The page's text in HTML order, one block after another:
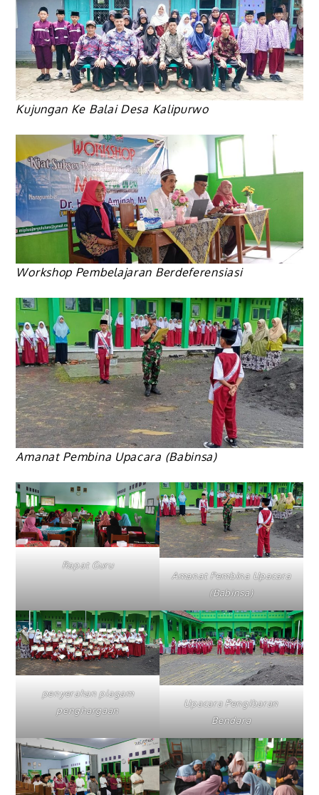
Kujungan Ke Balai Desa Kalipurwo
Workshop Pembelajaran Berdeferensiasi
Amanat Pembina Upacara (Babinsa)
Rapat Guru
Amanat Pembina Upacara
(Babinsa)
penyerahan piagam
penghargaan
Upacara Pengibaran
Bendara